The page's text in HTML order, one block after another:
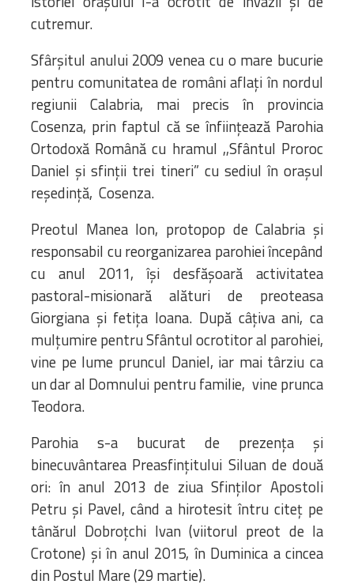
cutremur.
Sfârșitul anului 2009 venea cu o mare bucurie
pentru comunitatea de români aflați în nordul
regiunii Calabria, mai precis în provincia
Cosenza, prin faptul că se înființează Parohia
Ortodoxă Română cu hramul ,,Sfântul Proroc
Daniel și sfinții trei tineri” cu sediul în orașul
reședință, Cosenza.
Preotul Manea Ion, protopop de Calabria și
responsabil cu reorganizarea parohiei începând
cu anul 2011, își desfășoară activitatea
pastoral-misionară alături de preoteasa
Giorgiana și fetița Ioana. După câțiva ani, ca
mulțumire pentru Sfântul ocrotitor al parohiei,
vine pe lume pruncul Daniel, iar mai târziu ca
un dar al Domnului pentru familie, vine prunca
Teodora.
Parohia s-a bucurat de prezența și
binecuvântarea Preasfințitului Siluan de două
ori: în anul 2013 de ziua Sfinților Apostoli
Petru și Pavel, când a hirotesit întru citeț pe
tânărul Dobroțchi Ivan (viitorul preot de la
Crotone) și în anul 2015, în Duminica a cincea
din Postul Mare (29 martie).